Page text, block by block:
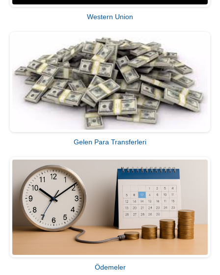
Western Union
Gelen Para Transferleri
Ödemeler